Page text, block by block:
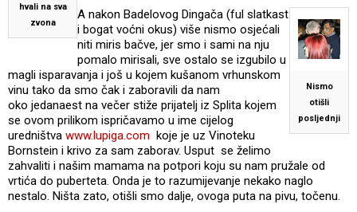
hvali na sva
zvona
Nismo
otišli
posljednji
A nakon Badelovog Dingača (ful slatkast
i bogat voćni okus) više nismo osjećali
niti miris bačve, jer smo i sami na nju
pomalo mirisali, sve ostalo se izgubilo u
magli isparavanja i još u kojem kušanom vrhunskom
vinu tako da smo čak i zaboravili da nam
oko jedanaest na večer stiže prijatelj iz Splita kojem
se ovom prilikom ispričavamo u ime cijelog
uredništva www.lupiga.com koje je uz Vinoteku
Bornstein i krivo za sam zaborav. Usput se želimo
zahvaliti i našim mamama na potpori koju su nam pružale od
vrtića do puberteta. Onda je to razumijevanje nekako naglo
nestalo. Ništa zato, otišli smo dalje, ovoga puta na pivu, točenu.